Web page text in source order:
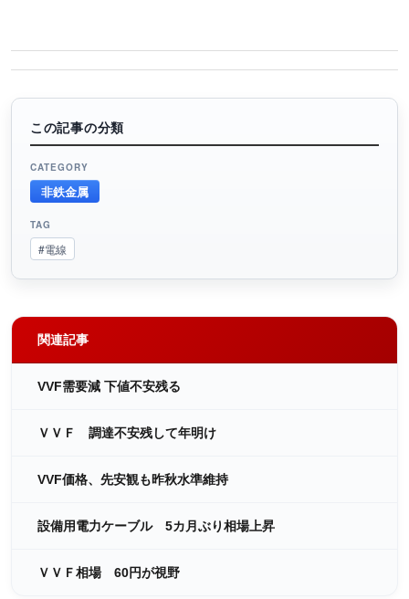
この記事の分類
CATEGORY
非鉄金属
TAG
#電線
関連記事
VVF需要減 下値不安残る
ＶＶＦ 調達不安残して年明け
VVF価格、先安観も昨秋水準維持
設備用電力ケーブル 5カ月ぶり相場上昇
ＶＶＦ相場 60円が視野